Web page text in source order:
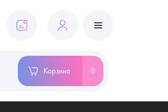
Корзина 0